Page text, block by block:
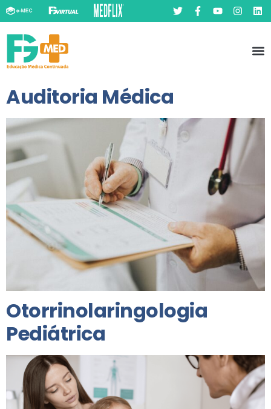
Auditoria Médica
Otorrinolaringologia
Pediátrica